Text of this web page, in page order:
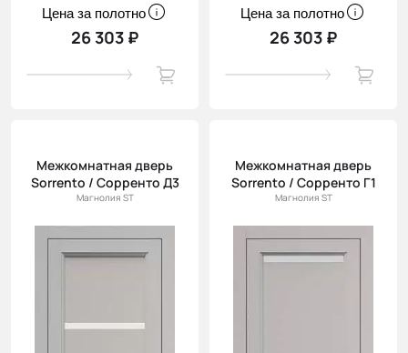
Цена за полотно
26 303 ₽
Цена за полотно
26 303 ₽
Межкомнатная дверь
Sorrento / Сорренто Д3
Магнолия ST
Межкомнатная дверь
Sorrento / Сорренто Г1
Магнолия ST